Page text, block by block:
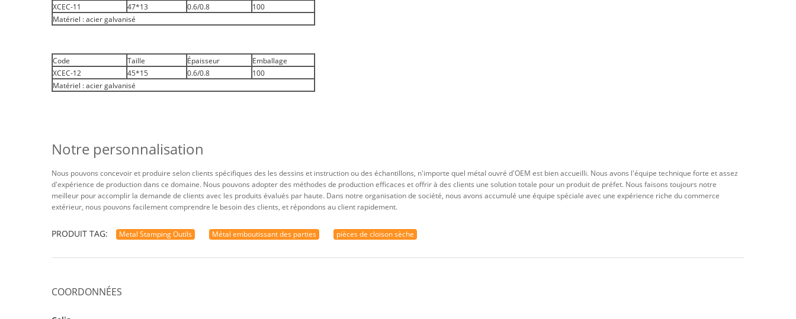
XCEC-11
47*13 0.6/0.8
100
Matériel : acier galvanisé
Code Taille Épaisseur
Emballage
XCEC-12
45*15 0.6/0.8
100
Matériel : acier galvanisé
Notre personnalisation
Nous pouvons concevoir et produire selon clients spécifiques des les dessins et instruction ou des échantillons, n'importe quel métal ouvré d'OEM est bien accueilli. Nous avons l'équipe technique forte et assez
d'expérience de production dans ce domaine. Nous pouvons adopter des méthodes de production efficaces et offrir à des clients une solution totale pour un produit de préfet. Nous faisons toujours notre
meilleur pour accomplir la demande de clients avec les produits évalués par haute. Dans notre organisation de société, nous avons accumulé une équipe spéciale avec une expérience riche du commerce
extérieur, nous pouvons facilement comprendre le besoin des clients, et répondons au client rapidement.
PRODUIT TAG: Metal Stamping Outils Métal emboutissant des parties pièces de cloison sèche
COORDONNÉES